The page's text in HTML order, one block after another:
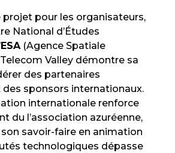
projet pour les organisateurs,
National d’Études
ESA(Agence Spatiale
Valley démontre sa
des partenaires
sponsors internationaux.
internationale renforce
du l’association azuréenne,
savoir-faire en animation
technologiques dépasse